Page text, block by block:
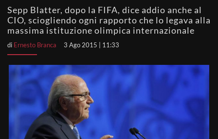
Sepp Blatter, dopo la FIFA, dice addio anche al
CIO, sciogliendo ogni rapporto che lo legava alla
massima istituzione olimpica internazionale
di Ernesto Branca 3 Ago 2015 | 11:33